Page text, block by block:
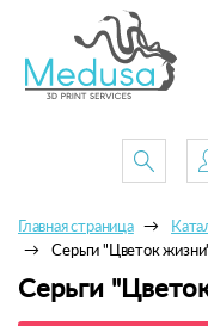
Главная страница
Серьги "Цветок
Серьги